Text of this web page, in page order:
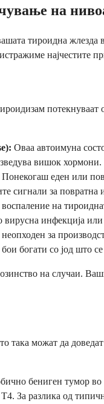
на
тироидна
најчестите
потекнуваат
Оваа автоимуна
вишок хормони.
Понекогаш еден или
сигнали за
на
инфекција
неопходен за
богати со јод што
на случаи.
така можат да
бениген тумор
За разлика од